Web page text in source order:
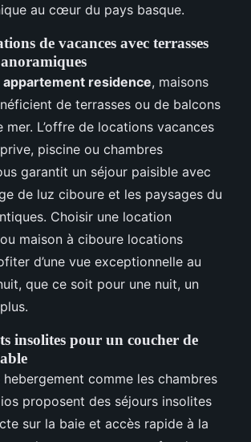
au cœur du pays basque.
de vacances avec terrasses
appartement residence, maisons
de terrasses ou de balcons
mer. L’offre de locations vacances
piscine ou chambres
garantit un séjour paisible avec
de luz ciboure et les paysages du
Choisir une location
maison à ciboure locations
d’une vue exceptionnelle au
que ce soit pour une nuit, un
insolites pour un coucher de
comme les chambres
proposent des séjours insolites
sur la baie et accès rapide à la